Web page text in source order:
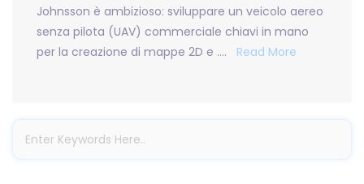
Johnsson è ambizioso: sviluppare un veicolo aereo
senza pilota (UAV) commerciale chiavi in ​​mano
per la creazione di mappe 2D e ….
Read More